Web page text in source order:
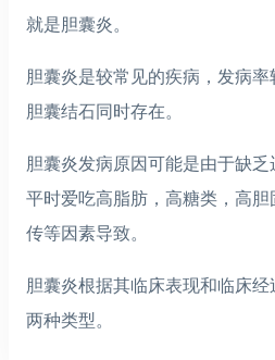
就是胆囊炎。
胆囊炎是较常见的疾病，发病
胆囊结石同时存在。
胆囊炎发病原因可能是由于缺乏
平时爱吃高脂肪，高糖类，高
传等因素导致。
胆囊炎根据其临床表现和临床
两种类型。